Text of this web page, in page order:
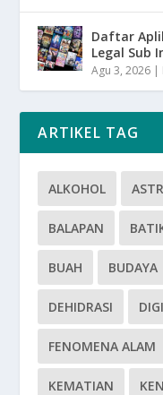
Daftar
Legal Sub
Agu 3, 2026 |
ARTIKEL TAG
ALKOHOL
BALAPAN
BUAH BUDAYA
DEHIDRASI
FENOMENA ALAM
KEMATIAN